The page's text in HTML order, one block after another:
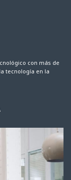
con más de
tecnología en la